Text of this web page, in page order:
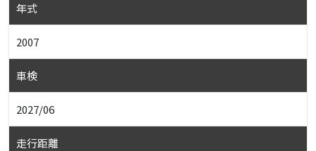
年式
2007
車検
2027/06
走行距離